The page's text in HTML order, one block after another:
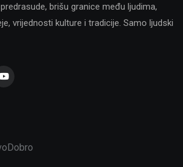
brišu granice među ljudima,
vrijednosti kulture i tradicije. Samo ljudski